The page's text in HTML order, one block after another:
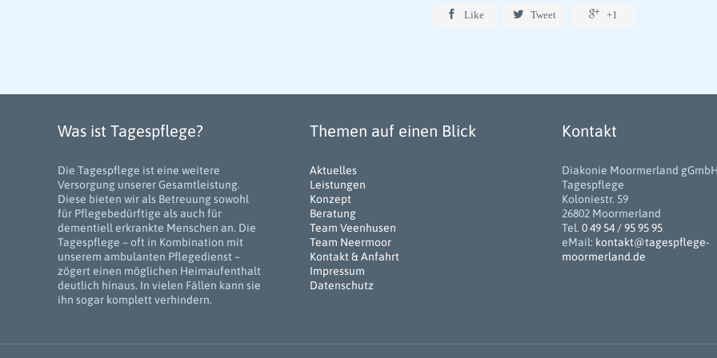
 Like  Tweet  +1
Was ist Tagespflege?
Die Tagespflege ist eine weitere
Versorgung unserer Gesamtleistung.
Diese bieten wir als Betreuung sowohl
für Pflegebedürftige als auch für
dementiell erkrankte Menschen an. Die
Tagespflege – oft in Kombination mit
unserem ambulanten Pflegedienst –
zögert einen möglichen Heimaufenthalt
deutlich hinaus. In vielen Fällen kann sie
ihn sogar komplett verhindern.
Themen auf einen Blick
Aktuelles
Leistungen
Konzept
Beratung
Team Veenhusen
Team Neermoor
Kontakt & Anfahrt
Impressum
Datenschutz
Kontakt
Diakonie Moormerland
Tagespflege
Koloniestr. 59
26802 Moormerland
Tel. 0 49 54 / 95 95 95
eMail: kontakt@tagespflege-
moormerland.de